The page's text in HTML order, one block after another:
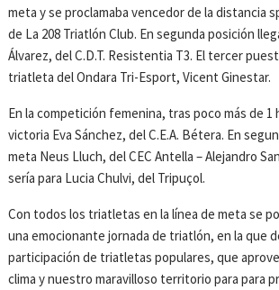
meta y se proclamaba vencedor de la distancia
de La 208 Triatlón Club. En segunda posición
Álvarez, del C.D.T. Resistentia T3. El tercer
triatleta del Ondara Tri-Esport, Vicent Ginestar.
En la competición femenina, tras poco más de 1
victoria Eva Sánchez, del C.E.A. Bétera. En
meta Neus Lluch, del CEC Antella – Alejandro
sería para Lucia Chulvi, del Tripuçol.
Con todos los triatletas en la línea de meta se
una emocionante jornada de triatlón, en la que
participación de triatletas populares, que
clima y nuestro maravilloso territorio para para